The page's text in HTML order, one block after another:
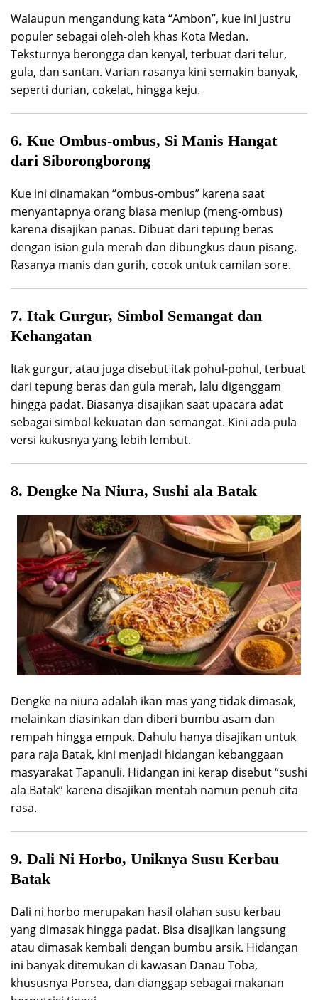
Walaupun mengandung kata “Ambon”, kue ini justru
populer sebagai oleh-oleh khas Kota Medan.
Teksturnya berongga dan kenyal, terbuat dari telur,
gula, dan santan. Varian rasanya kini semakin banyak,
seperti durian, cokelat, hingga keju.
6. Kue Ombus-ombus, Si Manis Hangat
dari Siborongborong
Kue ini dinamakan “ombus-ombus” karena saat
menyantapnya orang biasa meniup (meng-ombus)
karena disajikan panas. Dibuat dari tepung beras
dengan isian gula merah dan dibungkus daun pisang.
Rasanya manis dan gurih, cocok untuk camilan sore.
7. Itak Gurgur, Simbol Semangat dan
Kehangatan
Itak gurgur, atau juga disebut itak pohul-pohul, terbuat
dari tepung beras dan gula merah, lalu digenggam
hingga padat. Biasanya disajikan saat upacara adat
sebagai simbol kekuatan dan semangat. Kini ada pula
versi kukusnya yang lebih lembut.
8. Dengke Na Niura, Sushi ala Batak
Dengke na niura adalah ikan mas yang tidak dimasak,
melainkan diasinkan dan diberi bumbu asam dan
rempah hingga empuk. Dahulu hanya disajikan untuk
para raja Batak, kini menjadi hidangan kebanggaan
masyarakat Tapanuli. Hidangan ini kerap disebut “sushi
ala Batak” karena disajikan mentah namun penuh cita
rasa.
9. Dali Ni Horbo, Uniknya Susu Kerbau
Batak
Dali ni horbo merupakan hasil olahan susu kerbau
yang dimasak hingga padat. Bisa disajikan langsung
atau dimasak kembali dengan bumbu arsik. Hidangan
ini banyak ditemukan di kawasan Danau Toba,
khususnya Porsea, dan dianggap sebagai makanan